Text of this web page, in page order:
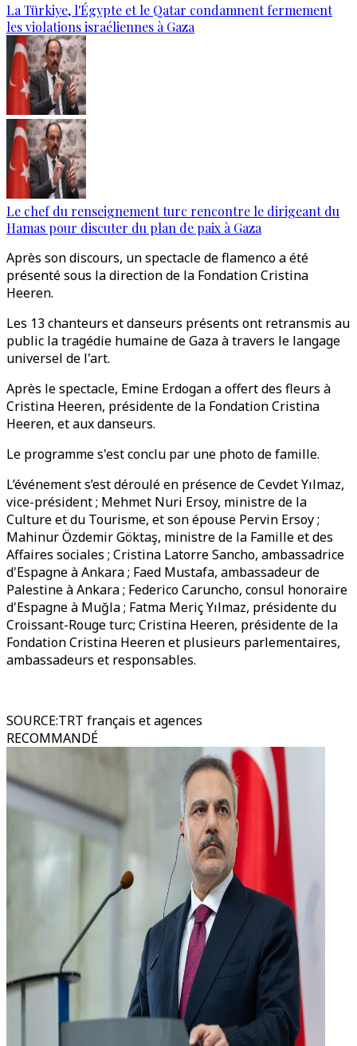
La Türkiye, l'Égypte et le Qatar condamnent fermement
les violations israéliennes à Gaza
Le chef du renseignement turc rencontre le dirigeant du
Hamas pour discuter du plan de paix à Gaza
Après son discours, un spectacle de flamenco a été
présenté sous la direction de la Fondation Cristina
Heeren.
Les 13 chanteurs et danseurs présents ont retransmis au
public la tragédie humaine de Gaza à travers le langage
universel de l'art.
Après le spectacle, Emine Erdogan a offert des fleurs à
Cristina Heeren, présidente de la Fondation Cristina
Heeren, et aux danseurs.
Le programme s'est conclu par une photo de famille.
L’événement s’est déroulé en présence de Cevdet Yılmaz,
vice-président ; Mehmet Nuri Ersoy, ministre de la
Culture et du Tourisme, et son épouse Pervin Ersoy ;
Mahinur Özdemir Göktaş, ministre de la Famille et des
Affaires sociales ; Cristina Latorre Sancho, ambassadrice
d'Espagne à Ankara ; Faed Mustafa, ambassadeur de
Palestine à Ankara ; Federico Caruncho, consul honoraire
d'Espagne à Muğla ; Fatma Meriç Yılmaz, présidente du
Croissant-Rouge turc; Cristina Heeren, présidente de la
Fondation Cristina Heeren et plusieurs parlementaires,
ambassadeurs et responsables.
SOURCE:TRT français et agences
RECOMMANDÉ